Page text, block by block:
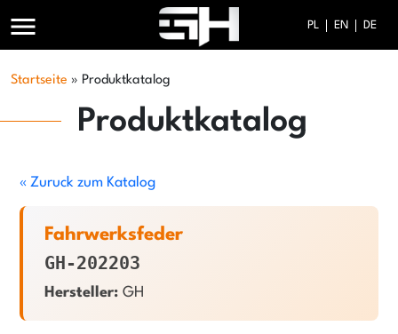
menu PL EN DE
Startseite » Produktkatalog
Produktkatalog
« Zuruck zum Katalog
Fahrwerksfeder
GH-202203
Hersteller: GH